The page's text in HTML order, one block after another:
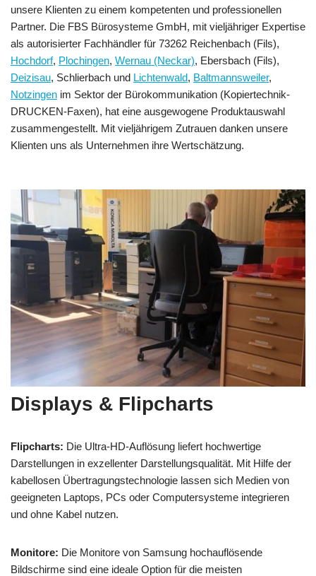
unsere Klienten zu einem kompetenten und professionellen
Partner. Die FBS Bürosysteme GmbH, mit vieljähriger Expertise
als autorisierter Fachhändler für 73262 Reichenbach (Fils),
Hochdorf, Plochingen, Wernau (Neckar), Ebersbach (Fils),
Deizisau, Schlierbach und Lichtenwald, Baltmannsweiler,
Notzingen im Sektor der Bürokommunikation (Kopiertechnik-
DRUCKEN-Faxen), hat eine ausgewogene Produktauswahl
zusammengestellt. Mit vieljährigem Zutrauen danken unsere
Klienten uns als Unternehmen ihre Wertschätzung.
Displays & Flipcharts
Flipcharts: Die Ultra-HD-Auflösung liefert hochwertige
Darstellungen in exzellenter Darstellungsqualität. Mit Hilfe der
kabellosen Übertragungstechnologie lassen sich Medien von
geeigneten Laptops, PCs oder Computersysteme integrieren
und ohne Kabel nutzen.
Monitore: Die Monitore von Samsung hochauflösende
Bildschirme sind eine ideale Option für die meisten